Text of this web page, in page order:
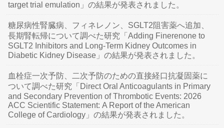
target trial emulation」の結果が発表されました。
糖尿病性腎臓病、フィネレノン、SGLT2阻害薬へ追加、
長期腎転帰について調べた研究「Adding Finerenone to
SGLT2 Inhibitors and Long-Term Kidney Outcomes in
Diabetic Kidney Disease」の結果が発表されました。
血栓症一次予防、二次予防のための直接経口抗凝固薬に
ついて調べた研究「Direct Oral Anticoagulants in Primary
and Secondary Prevention of Thrombotic Events: 2026
ACC Scientific Statement: A Report of the American
College of Cardiology」の結果が発表されました。